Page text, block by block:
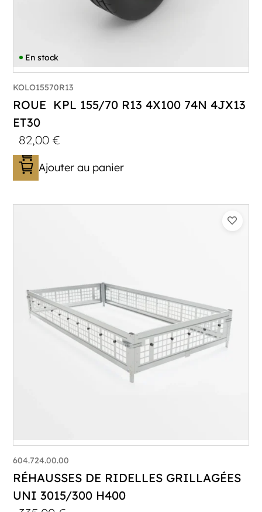
En stock
KOLO15570R13
ROUE KPL 155/70 R13 4X100 74N 4JX13
ET30
82,00€
Ajouter au panier
604.724.00.00
RÉHAUSSES DE RIDELLES GRILLAGÉES
UNI 3015/300 H400